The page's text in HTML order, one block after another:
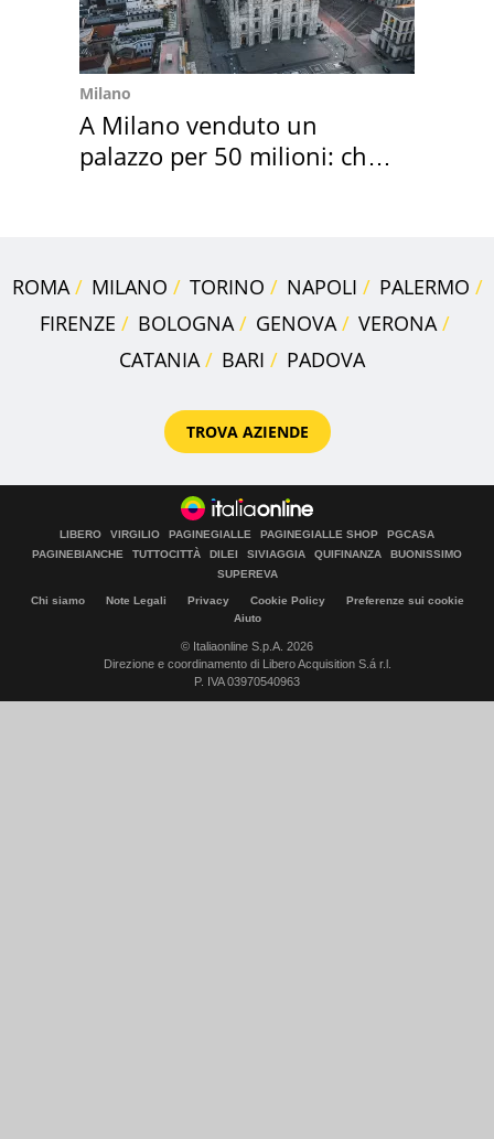
Milano
A Milano venduto un
palazzo per 50 milioni: chi
ROMA MILANO TORINO NAPOLI
PALERMO
FIRENZE
BOLOGNA GENOVA
VERONA
CATANIA
BARI PADOVA
TROVA AZIENDE
LIBERO VIRGILIO PAGINEGIALLE PAGINEGIALLE SHOP
PGCASA
PAGINEBIANCHE
TUTTOCITTÀ DILEI SIVIAGGIA QUIFINANZA
BUONISSIMO
SUPEREVA
Chi siamo Note Legali Privacy Cookie Policy
Preferenze sui cookie
Aiuto
© Italiaonline S.p.A. 2026
Direzione e coordinamento di Libero Acquisition S.á r.l.
P. IVA 03970540963